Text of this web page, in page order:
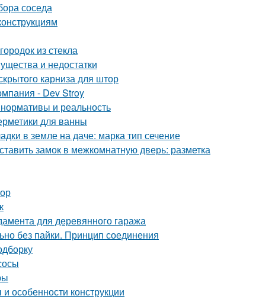
соседа
из стекла
и недостатки
карниза для штор
- Dev Stroy
и реальность
для ванны
в земле на даче: марка тип сечение
замок в межкомнатную дверь: разметка
для деревянного гаража
без пайки. Принцип соединения
особенности конструкции